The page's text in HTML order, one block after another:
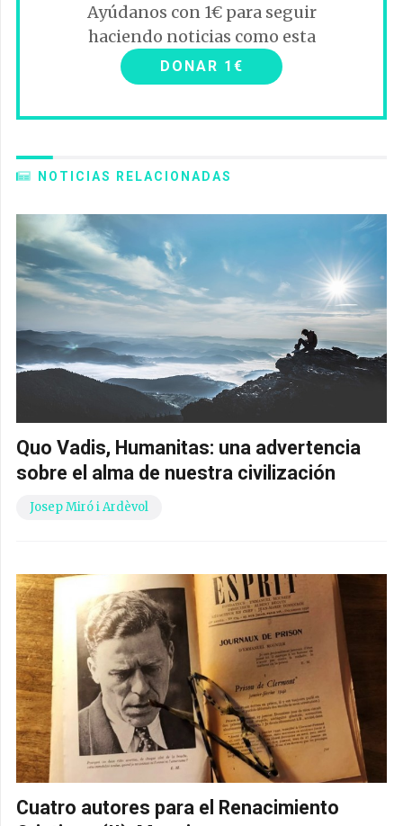
Ayúdanos con 1€ para seguir
haciendo noticias como esta
DONAR 1€
NOTICIAS RELACIONADAS
Quo Vadis, Humanitas: una advertencia
sobre el alma de nuestra civilización
Josep Miró i Ardèvol
Cuatro autores para el Renacimiento